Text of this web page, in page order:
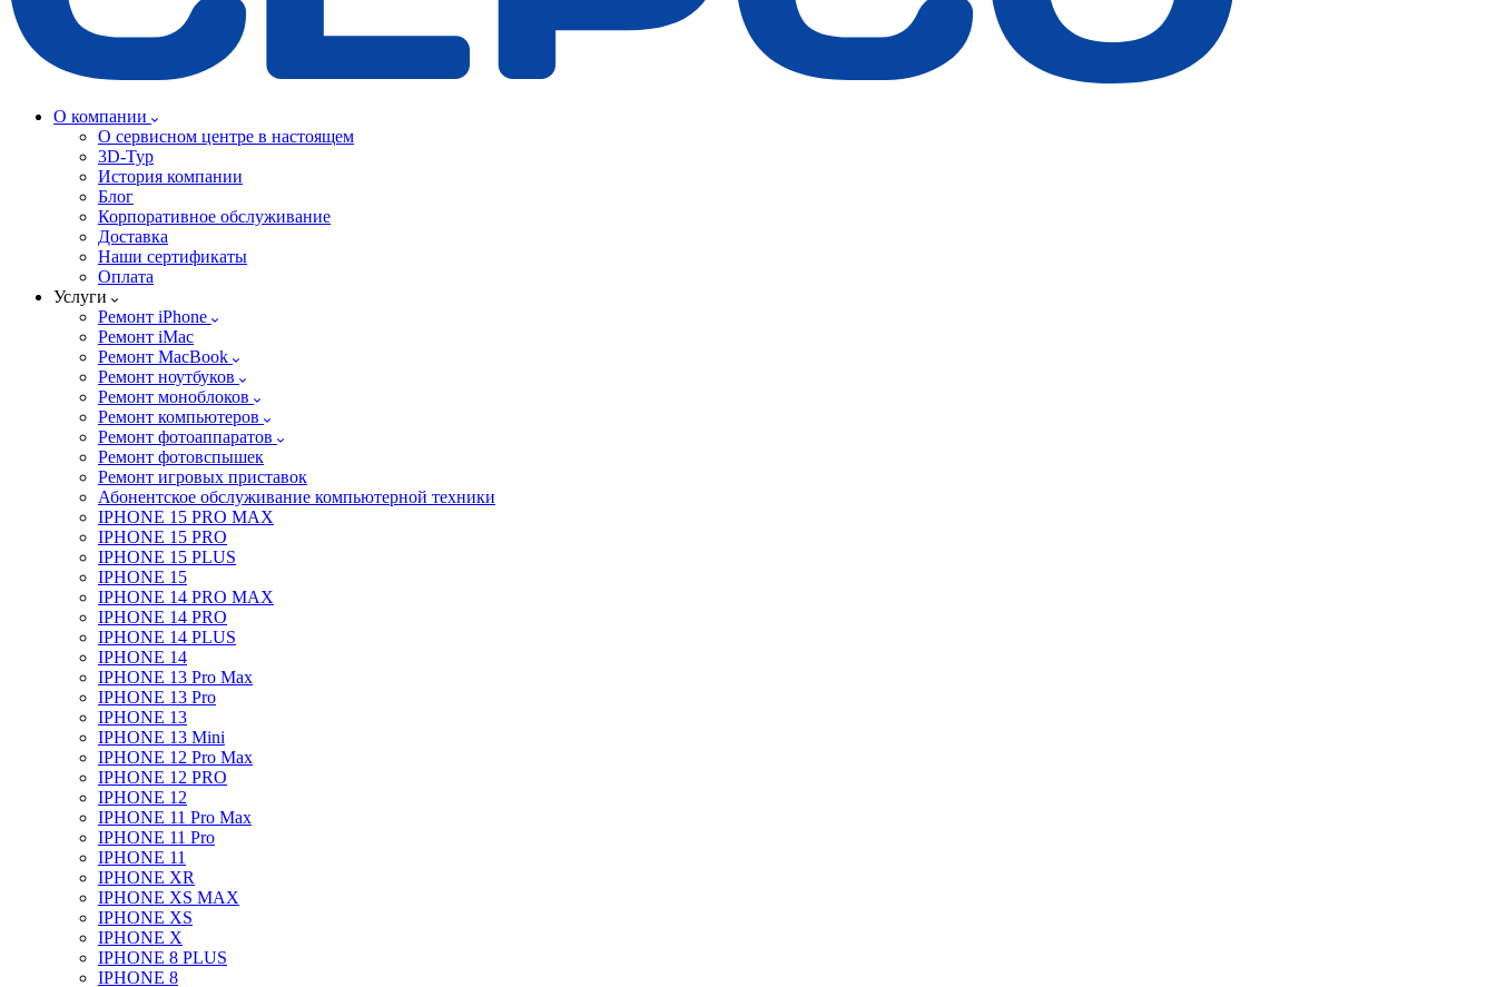
О компании
О сервисном центре в настоящем
3D-Тур
История компании
Блог
Корпоративное обслуживание
Доставка
Наши сертификаты
Оплата
Услуги
Ремонт iPhone
Ремонт iMac
Ремонт MacBook
Ремонт ноутбуков
Ремонт моноблоков
Ремонт компьютеров
Ремонт фотоаппаратов
Ремонт фотовспышек
Ремонт игровых приставок
Абонентское обслуживание компьютерной техники
IPHONE 15 PRO MAX
IPHONE 15 PRO
IPHONE 15 PLUS
IPHONE 15
IPHONE 14 PRO MAX
IPHONE 14 PRO
IPHONE 14 PLUS
IPHONE 14
IPHONE 13 Pro Max
IPHONE 13 Pro
IPHONE 13
IPHONE 13 Mini
IPHONE 12 Pro Max
IPHONE 12 PRO
IPHONE 12
IPHONE 11 Pro Max
IPHONE 11 Pro
IPHONE 11
IPHONE XR
IPHONE XS MAX
IPHONE XS
IPHONE X
IPHONE 8 PLUS
IPHONE 8